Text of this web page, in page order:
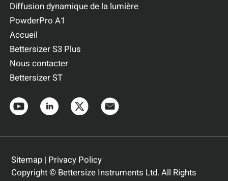
Diffusion dynamique de la lumière
PowderPro A1
Accueil
Bettersizer S3 Plus
Nous contacter
Bettersizer ST
Sitemap| Privacy Policy
Copyright © Bettersize Instruments Ltd. All Rights